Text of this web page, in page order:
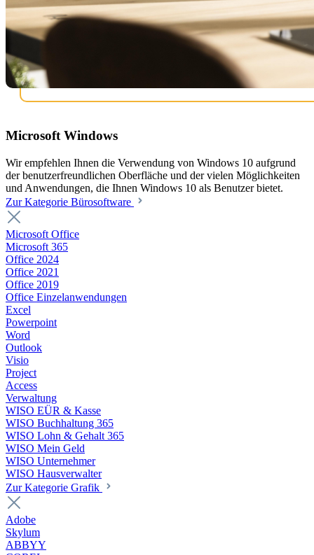
Microsoft Windows
Wir empfehlen Ihnen die Verwendung von Windows 10 aufgrund
der benutzerfreundlichen Oberfläche und der vielen Möglichkeiten
und Anwendungen, die Ihnen Windows 10 als Benutzer bietet.
Zur Kategorie Bürosoftware
Microsoft Office
Microsoft 365
Office 2024
Office 2021
Office 2019
Office Einzelanwendungen
Excel
Powerpoint
Word
Outlook
Visio
Project
Access
Verwaltung
WISO EÜR & Kasse
WISO Buchhaltung 365
WISO Lohn & Gehalt 365
WISO Mein Geld
WISO Unternehmer
WISO Hausverwalter
Zur Kategorie Grafik
Adobe
Skylum
ABBYY